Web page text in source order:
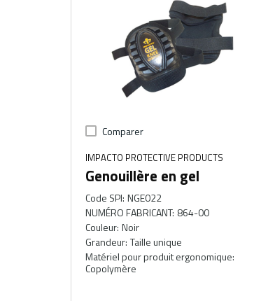
Comparer
IMPACTO PROTECTIVE PRODUCTS
Genouillère en gel
Code SPI: NGE022
NUMÉRO FABRICANT: 864-00
Couleur: Noir
Grandeur: Taille unique
Matériel pour produit ergonomique:
Copolymère